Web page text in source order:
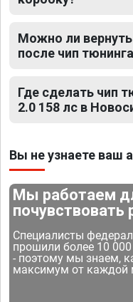
Можно ли
после чип
Где сделать чип
2.0 158 лс в
Вы не узнаете ваш
Мы работаем
почувствовать
Специалисты
прошили более 10
- поэтому мы знаем,
максимум от